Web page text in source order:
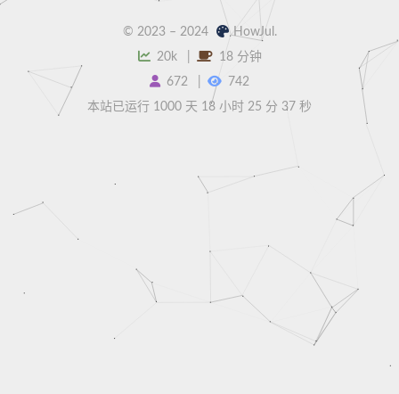
© 2023 – 2024
HowJul.
20k
18 分钟
672
742
本站已运行 1000 天 18 小时 25 分 37 秒